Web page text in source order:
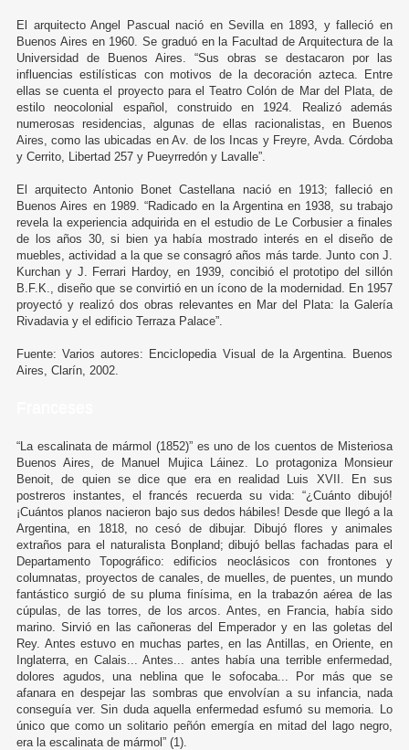
El arquitecto Angel Pascual nació en Sevilla en 1893, y falleció en
Buenos Aires en 1960. Se graduó en la Facultad de Arquitectura de la
Universidad de Buenos Aires. “Sus obras se destacaron por las
influencias estilísticas con motivos de la decoración azteca. Entre
ellas se cuenta el proyecto para el Teatro Colón de Mar del Plata, de
estilo neocolonial español, construido en 1924. Realizó además
numerosas residencias, algunas de ellas racionalistas, en Buenos
Aires, como las ubicadas en Av. de los Incas y Freyre, Avda. Córdoba
y Cerrito, Libertad 257 y Pueyrredón y Lavalle”.
El arquitecto Antonio Bonet Castellana nació en 1913; falleció en
Buenos Aires en 1989. “Radicado en la Argentina en 1938, su trabajo
revela la experiencia adquirida en el estudio de Le Corbusier a finales
de los años 30, si bien ya había mostrado interés en el diseño de
muebles, actividad a la que se consagró años más tarde. Junto con J.
Kurchan y J. Ferrari Hardoy, en 1939, concibió el prototipo del sillón
B.F.K., diseño que se convirtió en un ícono de la modernidad. En 1957
proyectó y realizó dos obras relevantes en Mar del Plata: la Galería
Rivadavia y el edificio Terraza Palace”.
Fuente: Varios autores: Enciclopedia Visual de la Argentina. Buenos
Aires, Clarín, 2002.
“La escalinata de mármol (1852)” es uno de los cuentos de Misteriosa
Buenos Aires, de Manuel Mujica Láinez. Lo protagoniza Monsieur
Benoit, de quien se dice que era en realidad Luis XVII. En sus
postreros instantes, el francés recuerda su vida: “¿Cuánto dibujó!
¡Cuántos planos nacieron bajo sus dedos hábiles! Desde que llegó a la
Argentina, en 1818, no cesó de dibujar. Dibujó flores y animales
extraños para el naturalista Bonpland; dibujó bellas fachadas para el
Departamento Topográfico: edificios neoclásicos con frontones y
columnatas, proyectos de canales, de muelles, de puentes, un mundo
fantástico surgió de su pluma finísima, en la trabazón aérea de las
cúpulas, de las torres, de los arcos. Antes, en Francia, había sido
marino. Sirvió en las cañoneras del Emperador y en las goletas del
Rey. Antes estuvo en muchas partes, en las Antillas, en Oriente, en
Inglaterra, en Calais... Antes... antes había una terrible enfermedad,
dolores agudos, una neblina que le sofocaba... Por más que se
afanara en despejar las sombras que envolvían a su infancia, nada
conseguía ver. Sin duda aquella enfermedad esfumó su memoria. Lo
único que como un solitario peñón emergía en mitad del lago negro,
era la escalinata de mármol” (1).